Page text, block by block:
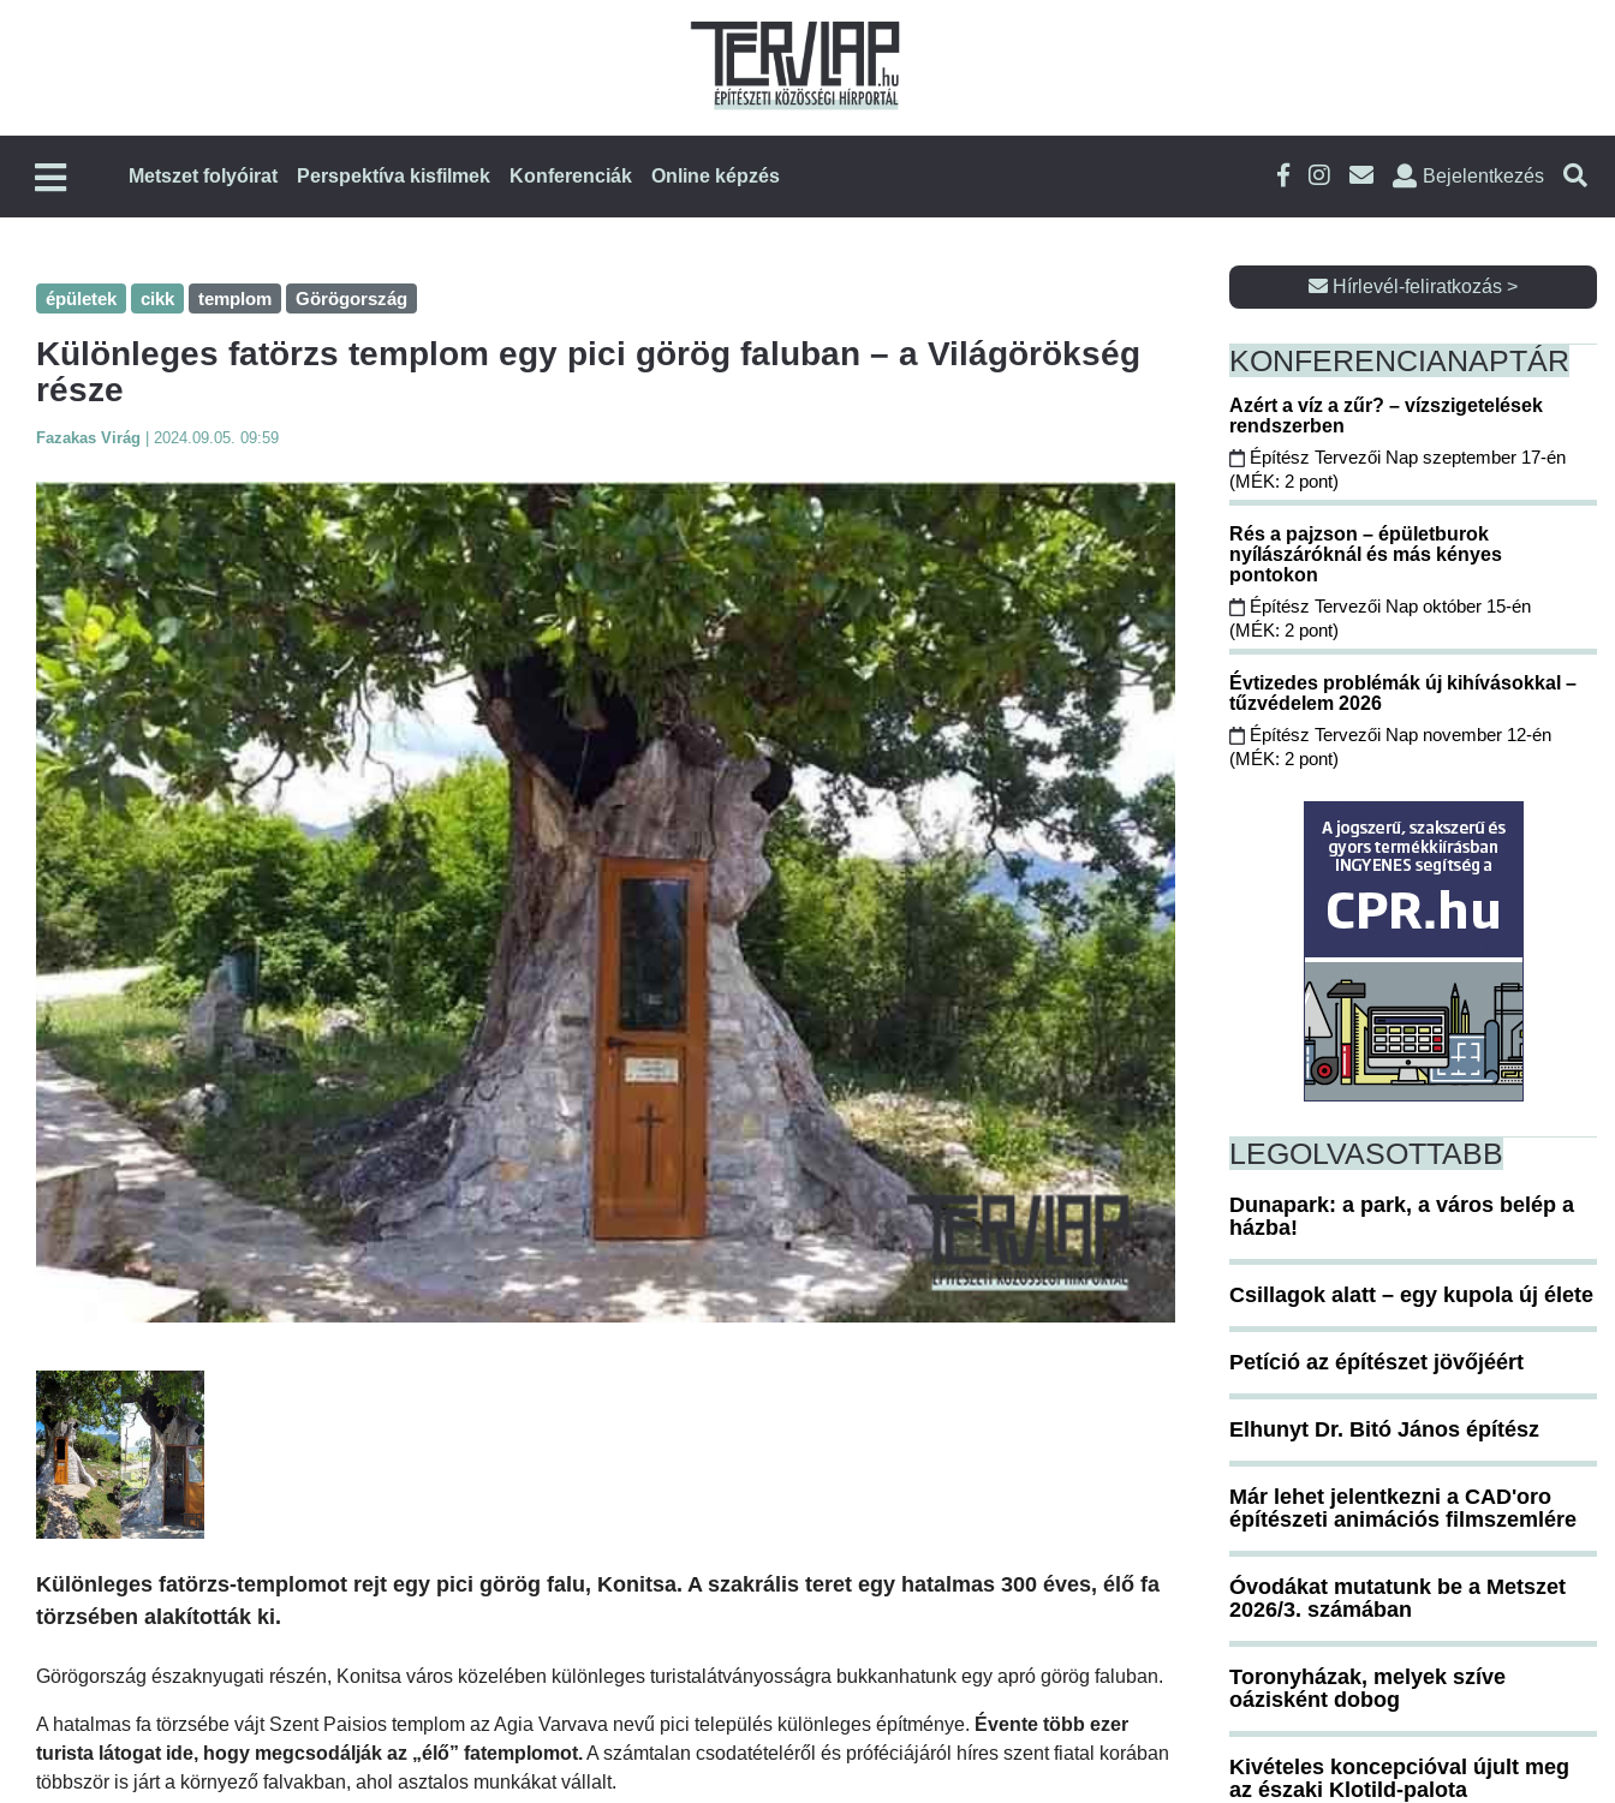
Metszet folyóirat Perspektíva kisfilmek Konferenciák Online képzés Bejelentkezés
épületek cikk templom Görögország
Különleges fatörzs templom egy pici görög faluban – a Világörökség
része
Fazakas Virág 2024.09.05. 09:59
Különleges fatörzs-templomot rejt egy pici görög falu, Konitsa. A szakrális teret egy hatalmas 300 éves, élő fa
törzsében alakították ki.
Görögország északnyugati részén, Konitsa város közelében különleges turistalátványosságra bukkanhatunk egy apró görög faluban.
A hatalmas fa törzsébe vájt Szent Paisios templom az Agia Varvava nevű pici település különleges építménye. Évente több ezer
turista látogat ide, hogy megcsodálják az „élő” fatemplomot.A számtalan csodatételéről és próféciájáról híres szent fiatal korában
többször is járt a környező falvakban, ahol asztalos munkákat vállalt.
Hírlevél-feliratkozás >
KONFERENCIANAPTÁR
Azért a víz a zűr? – vízszigetelések
rendszerben
Építész Tervezői Nap szeptember 17-én
(MÉK: 2 pont)
Rés a pajzson – épületburok
nyílászáróknál és más kényes
pontokon
Építész Tervezői Nap október 15-én
(MÉK: 2 pont)
Évtizedes problémák új kihívásokkal –
tűzvédelem 2026
Építész Tervezői Nap november 12-én
(MÉK: 2 pont)
LEGOLVASOTTABB
Dunapark: a park, a város belép a
házba!
Csillagok alatt – egy kupola új élete
Petíció az építészet jövőjéért
Elhunyt Dr. Bitó János építész
Már lehet jelentkezni a CAD'oro
építészeti animációs filmszemlére
Óvodákat mutatunk be a Metszet
2026/3. számában
Toronyházak, melyek szíve
oázisként dobog
Kivételes koncepcióval újult meg
az északi Klotild-palota